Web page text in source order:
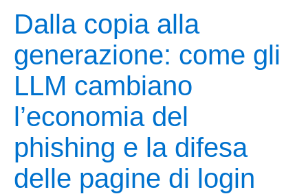
Dalla copia alla
generazione: come gli
LLM cambiano
l’economia del
phishing e la difesa
delle pagine di login